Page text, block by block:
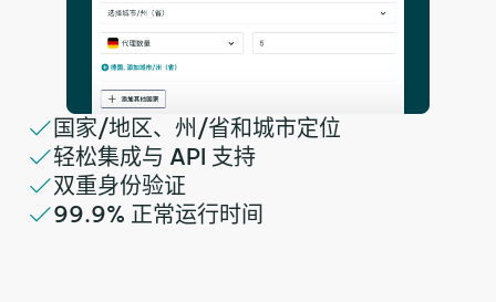
国家/地区、州/省和城市定位
轻松集成与 API 支持
双重身份验证
99.9% 正常运行时间